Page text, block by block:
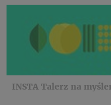
INSTA Talerz na